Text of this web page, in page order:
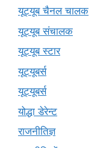
यूट्यूब चैनल चालक
यूट्यूब संचालक
यूट्यूब स्टार
यूट्यूबर्स
यूट्‍यूबर्स
योद्धा डेरेन्ट
राजनीतिज्ञ